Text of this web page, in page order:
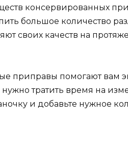
консервированных
большое количество
своих качеств на
приправы помогают вам
тратить время на
и добавьте нужное